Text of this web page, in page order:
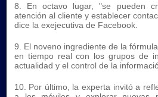
8. En octavo lugar, "se pueden
atención al cliente y establecer
dice la exejecutiva de Facebook.
9. El noveno ingrediente de la
en tiempo real con los grupos de
actualidad y el control de la
10. Por último, la experta invitó a